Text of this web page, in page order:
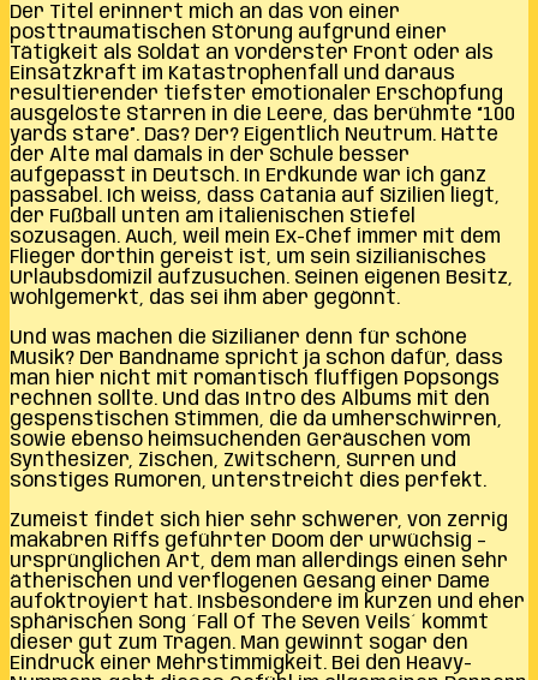
Der Titel erinnert mich an das von einer
posttraumatischen Störung aufgrund einer
Tätigkeit als Soldat an vorderster Front oder als
Einsatzkraft im Katastrophenfall und daraus
resultierender tiefster emotionaler Erschöpfung
ausgelöste Starren in die Leere, das berühmte “100
yards stare”. Das? Der? Eigentlich Neutrum. Hätte
der Alte mal damals in der Schule besser
aufgepasst in Deutsch. In Erdkunde war ich ganz
passabel. Ich weiss, dass Catania auf Sizilien liegt,
der Fußball unten am italienischen Stiefel
sozusagen. Auch, weil mein Ex-Chef immer mit dem
Flieger dorthin gereist ist, um sein sizilianisches
Urlaubsdomizil aufzusuchen. Seinen eigenen Besitz,
wohlgemerkt, das sei ihm aber gegönnt.
Und was machen die Sizilianer denn für schöne
Musik? Der Bandname spricht ja schon dafür, dass
man hier nicht mit romantisch fluffigen Popsongs
rechnen sollte. Und das Intro des Albums mit den
gespenstischen Stimmen, die da umherschwirren,
sowie ebenso heimsuchenden Geräuschen vom
Synthesizer, Zischen, Zwitschern, Surren und
sonstiges Rumoren, unterstreicht dies perfekt.
Zumeist findet sich hier sehr schwerer, von zerrig
makabren Riffs geführter Doom der urwüchsig –
ursprünglichen Art, dem man allerdings einen sehr
ätherischen und verflogenen Gesang einer Dame
aufoktroyiert hat. Insbesondere im kurzen und eher
sphärischen Song ´Fall Of The Seven Veils´ kommt
dieser gut zum Tragen. Man gewinnt sogar den
Eindruck einer Mehrstimmigkeit. Bei den Heavy-